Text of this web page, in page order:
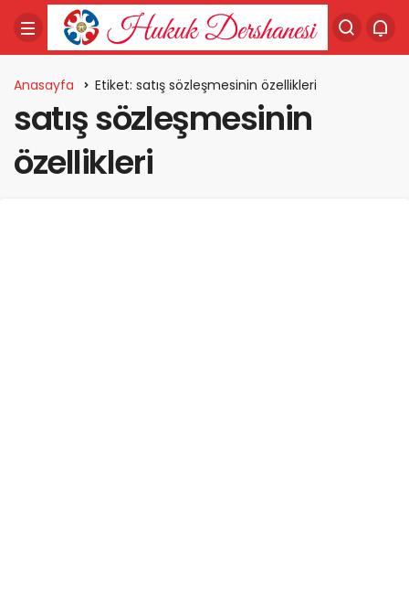
Anasayfa Etiket: satış sözleşmesinin özellikleri
satış sözleşmesinin
özellikleri